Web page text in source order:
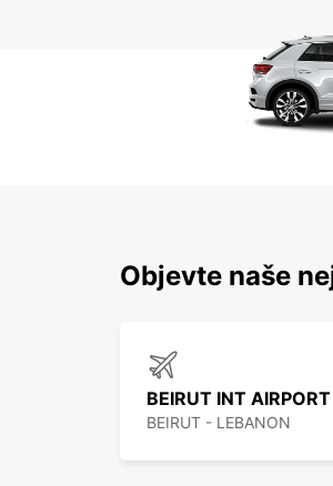
Objevte naše
BEIRUT INT
BEIRUT - LEBANON